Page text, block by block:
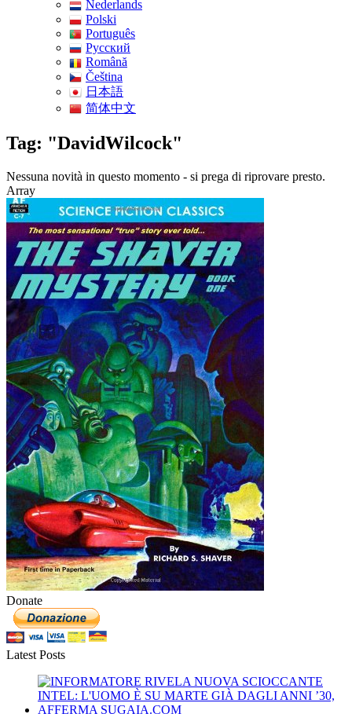
Nederlands
Polski
Português
Pусский
Română
Čeština
日本語
简体中文
Tag: "DavidWilcock"
Nessuna novità in questo momento - si prega di riprovare presto.
Array
Donate
Latest Posts